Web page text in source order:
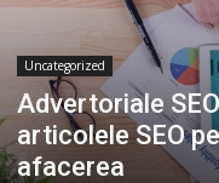
Uncategorized
Advertoriale
articolele SEO
afacerea